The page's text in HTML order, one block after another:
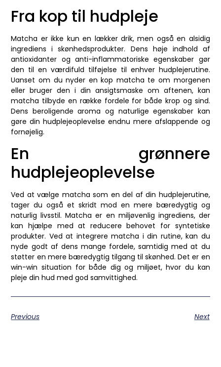
Fra kop til hudpleje
Matcha er ikke kun en lækker drik, men også en alsidig
ingrediens i skønhedsprodukter. Dens høje indhold af
antioxidanter og anti-inflammatoriske egenskaber gør
den til en værdifuld tilføjelse til enhver hudplejerutine.
Uanset om du nyder en kop matcha te om morgenen
eller bruger den i din ansigtsmaske om aftenen, kan
matcha tilbyde en række fordele for både krop og sind.
Dens beroligende aroma og naturlige egenskaber kan
gøre din hudplejeoplevelse endnu mere afslappende og
fornøjelig.
En grønnere
hudplejeoplevelse
Ved at vælge matcha som en del af din hudplejerutine,
tager du også et skridt mod en mere bæredygtig og
naturlig livsstil. Matcha er en miljøvenlig ingrediens, der
kan hjælpe med at reducere behovet for syntetiske
produkter. Ved at integrere matcha i din rutine, kan du
nyde godt af dens mange fordele, samtidig med at du
støtter en mere bæredygtig tilgang til skønhed. Det er en
win-win situation for både dig og miljøet, hvor du kan
pleje din hud med god samvittighed.
Previous Next